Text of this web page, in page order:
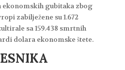
ekonomskih gubitaka zbog
zabilježene su 1.672
sa 159.438 smrtnih
dolara ekonomske štete.